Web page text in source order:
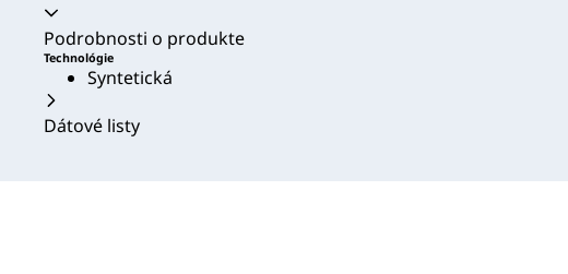
Akordeón sa zrútil
Podrobnosti o produkte
Technológie
Syntetická
Dátové listy